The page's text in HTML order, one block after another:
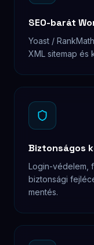
SEO-barát
Yoast /
XML sitemap és
Biztonságos
Login-védelem,
biztonsági
mentés.